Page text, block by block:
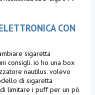
CON
sigaretta
consigli. io ho una box
nautilus. volevo
di sigaretta
limitare i puff per un pò